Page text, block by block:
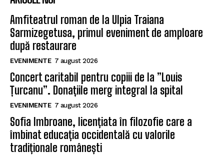
Amfiteatrul roman de la Ulpia Traiana
Sarmizegetusa, primul eveniment de amploare
după restaurare
EVENIMENTE 7 august 2026
Concert caritabil pentru copiii de la ”Louis
Țurcanu”. Donațiile merg integral la spital
EVENIMENTE 7 august 2026
Sofia Imbroane, licențiata în filozofie care a
îmbinat educația occidentală cu valorile
tradiționale românești